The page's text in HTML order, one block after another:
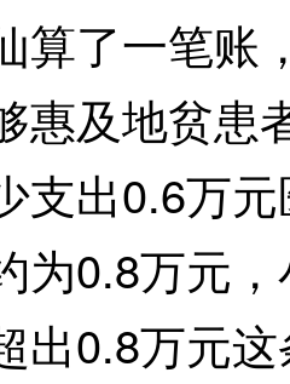
了一笔账
惠及地贫患
支出0.6万
为0.8万元
出0.8万元